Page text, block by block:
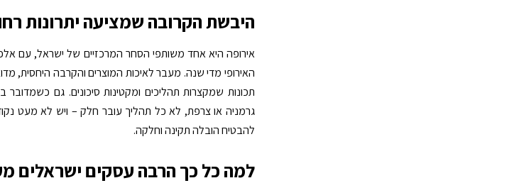
היבשת הקרובה שמציעה יתרונות
אירופה היא אחד משותפי הסחר המרכזיים של ישראל, עם
האירופי מדי שנה. מעבר לאיכות המוצרים והקרבה היחסית,
תכונות שמקצרות תהליכים ומקטינות סיכונים. גם כשמדובר
גרמניה או צרפת, לא כל תהליך עובר חלק – ויש לא מעט
להבטיח הובלה תקינה וחלקה.
למה כל כך הרבה עסקים ישראלים